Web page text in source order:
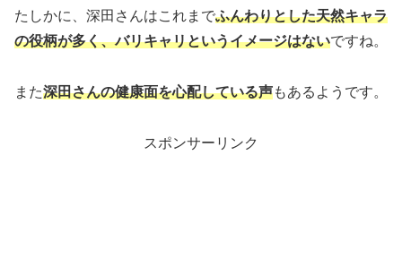
たしかに、深田さんはこれまでふんわりとした天然キャラ
の役柄が多く、バリキャリというイメージはないですね。
また深田さんの健康面を心配している声もあるようです。
スポンサーリンク